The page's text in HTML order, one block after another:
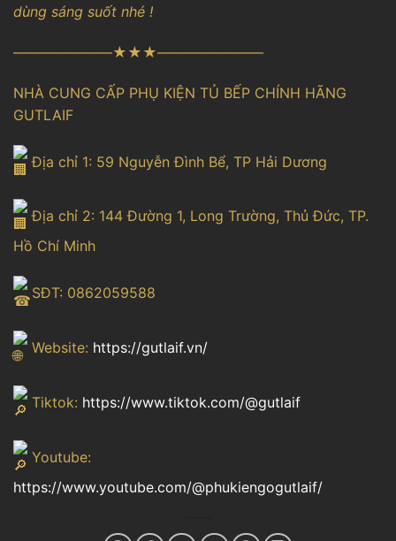
dùng sáng suốt nhé !
———————★★★———————–
NHÀ CUNG CẤP PHỤ KIỆN TỦ BẾP CHÍNH HÃNG
GUTLAIF
Địa chỉ 1: 59 Nguyễn Đình Bể, TP Hải Dương
Địa chỉ 2: 144 Đường 1, Long Trường, Thủ Đức, TP.
Hồ Chí Minh
SĐT: 0862059588
Website: https://gutlaif.vn/
Tiktok: https://www.tiktok.com/@gutlaif
Youtube:
https://www.youtube.com/@phukiengogutlaif/